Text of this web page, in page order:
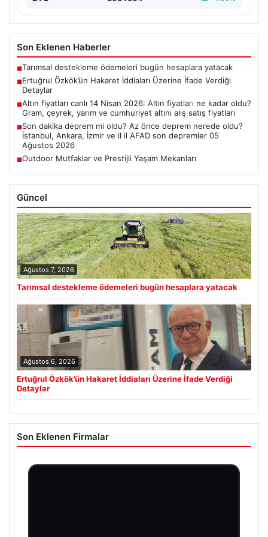
Son Eklenen Haberler
■Tarımsal destekleme ödemeleri bugün hesaplara yatacak
■Ertuğrul Özkök’ün Hakaret İddiaları Üzerine İfade Verdiği
Detaylar
■Altın fiyatları canlı 14 Nisan 2026: Altın fiyatları ne kadar oldu?
Gram, çeyrek, yarım ve cumhuriyet altını alış satış fiyatları
■Son dakika deprem mi oldu? Az önce deprem nerede oldu?
İstanbul, Ankara, İzmir ve il il AFAD son depremler 05
Ağustos 2026
■Outdoor Mutfaklar ve Prestijli Yaşam Mekanları
Güncel
Ağustos 7, 2026
Tarımsal destekleme ödemeleri bugün hesaplara yatacak
Ağustos 6, 2026
Ertuğrul Özkök’ün Hakaret İddiaları Üzerine İfade Verdiği
Detaylar
Son Eklenen Firmalar